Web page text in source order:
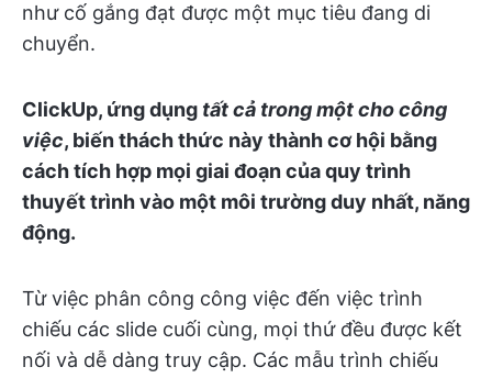
như cố gắng đạt được một mục tiêu đang di
chuyển.
ClickUp, ứng dụng tất cả trong một cho công
việc, biến thách thức này thành cơ hội bằng
cách tích hợp mọi giai đoạn của quy trình
thuyết trình vào một môi trường duy nhất, năng
động.
Từ việc phân công công việc đến việc trình
chiếu các slide cuối cùng, mọi thứ đều được kết
nối và dễ dàng truy cập. Các mẫu trình chiếu